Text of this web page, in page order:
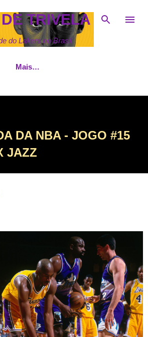
para o conteúdo principal
TRIVELA
do Lakers no Brasil
Mais…
DA NBA - JOGO #15
JAZZ